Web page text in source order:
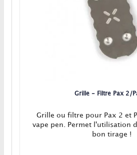
Grille - Filtre Pax 2/
Grille ou filtre pour Pax 2 et
vape pen. Permet l'utilisation
bon tirage !